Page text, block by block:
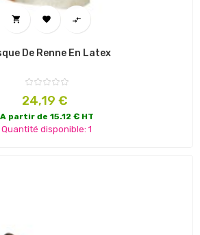
  
De Renne En Latex
Prix
24,19 €
A partir de 15.12 € HT
Quantité disponible: 1